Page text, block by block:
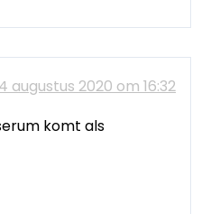
augustus 2020 om 16:32
komt als